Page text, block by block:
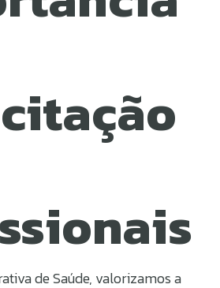
de Saúde, valorizamos a